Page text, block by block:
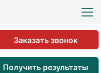
Получить результаты
Заказать звонок